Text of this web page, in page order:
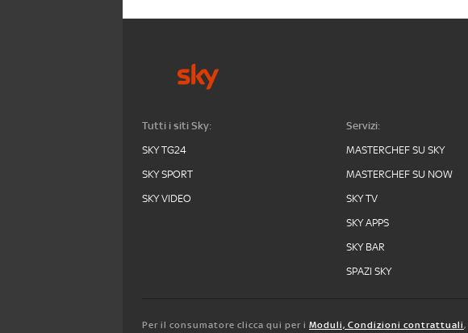
Tutti i siti Sky:
SKY TG24
SKY SPORT
SKY VIDEO
Servizi:
MASTERCHEF SU SKY
MASTERCHEF SU NOW
SKY TV
SKY APPS
SKY BAR
SPAZI SKY
Per il consumatore clicca qui per i Moduli, Condizioni contrattuali,